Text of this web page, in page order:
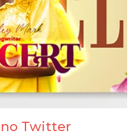
no Twitter